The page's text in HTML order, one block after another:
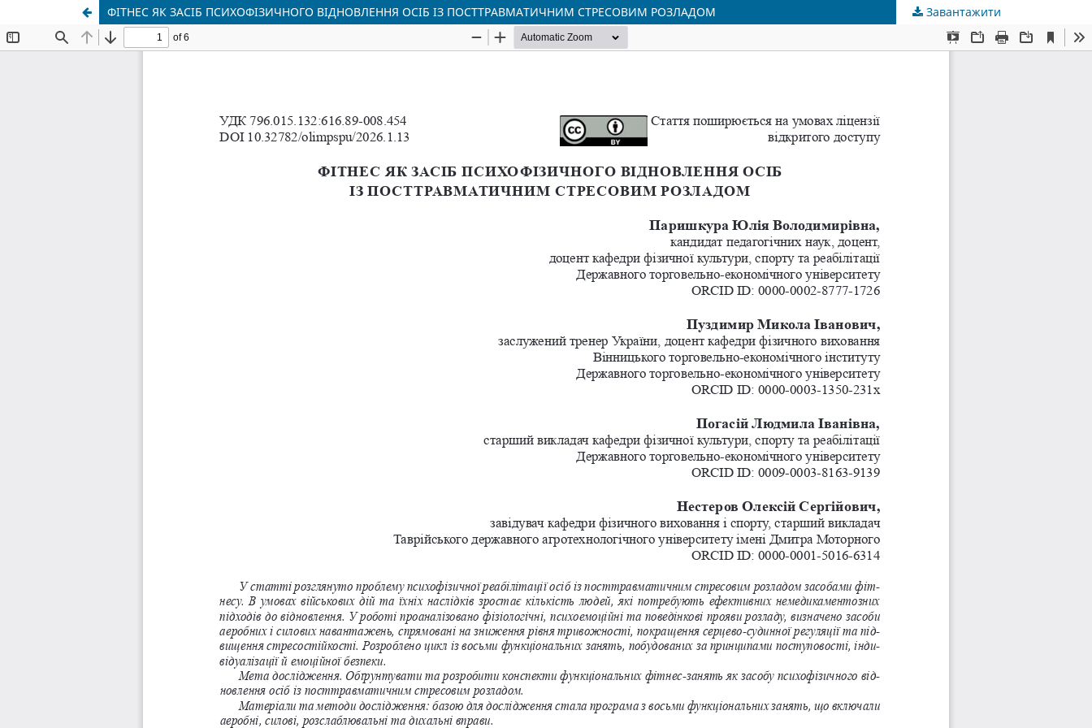
ФІТНЕС ЯК ЗАСІБ ПСИХОФІЗИЧНОГО ВІДНОВЛЕННЯ ОСІБ ІЗ ПОСТТРАВМАТИЧНИМ СТРЕСОВИМ РОЗЛАДОМ Завантажити